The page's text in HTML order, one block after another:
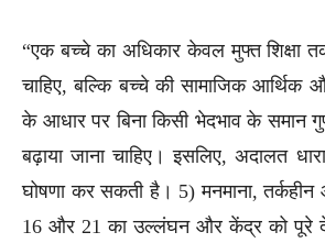
“एक बच्चे का अधिकार केवल मुफ्त शिक्षा तक
चाहिए, बल्कि बच्चे की सामाजिक आर्थिक
के आधार पर बिना किसी भेदभाव के समान
बढ़ाया जाना चाहिए। इसलिए, अदालत
घोषणा कर सकती है। 5) मनमाना,
16 और 21 का उल्लंघन और केंद्र को पूरे